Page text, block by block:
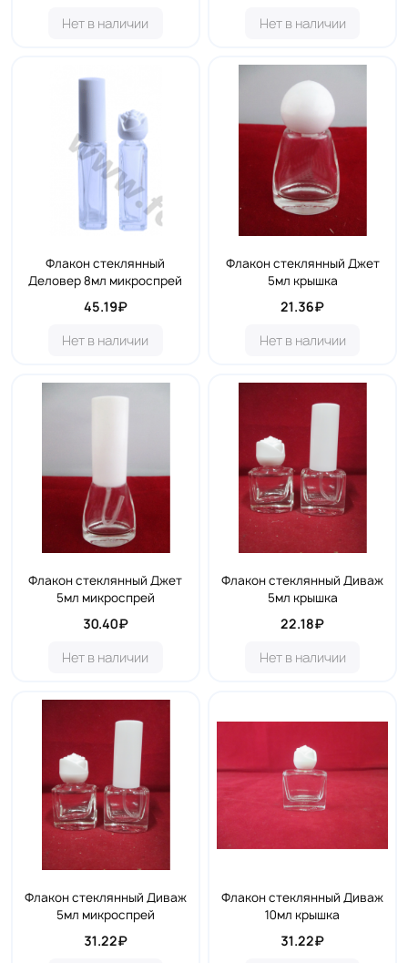
Нет в наличии Нет в наличии
Флакон стеклянный
Деловер 8мл микроспрей
45.19₽
Нет в наличии
Флакон стеклянный Джет
5мл крышка
21.36₽
Нет в наличии
Флакон стеклянный Джет
5мл микроспрей
30.40₽
Нет в наличии
Флакон стеклянный Диваж
5мл крышка
22.18₽
Нет в наличии
Флакон стеклянный Диваж
5мл микроспрей
31.22₽
Флакон стеклянный Диваж
10мл крышка
31.22₽